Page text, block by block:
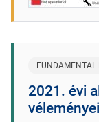
FUNDAMENTAL
2021. évi
véleményei